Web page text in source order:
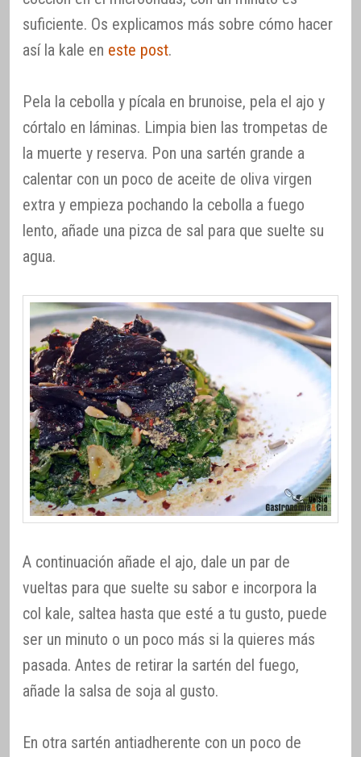
suficiente. Os explicamos más sobre cómo hacer
así la kale en este post.
Pela la cebolla y pícala en brunoise, pela el ajo y
córtalo en láminas. Limpia bien las trompetas de
la muerte y reserva. Pon una sartén grande a
calentar con un poco de aceite de oliva virgen
extra y empieza pochando la cebolla a fuego
lento, añade una pizca de sal para que suelte su
agua.
A continuación añade el ajo, dale un par de
vueltas para que suelte su sabor e incorpora la
col kale, saltea hasta que esté a tu gusto, puede
ser un minuto o un poco más si la quieres más
pasada. Antes de retirar la sartén del fuego,
añade la salsa de soja al gusto.
En otra sartén antiadherente con un poco de